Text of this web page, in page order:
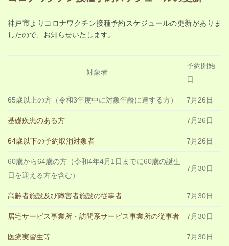
神戸市よりコロナワクチン接種予約スケジュールの更新がありま
したので、お知らせいたします。
対象者
予約開始
日
65歳以上の方（令和3年度中に対象年齢に達する方） 7月26日
基礎疾患のある方 7月26日
64歳以下の予約取消対象者 7月26日
60歳から64歳の方（令和4年4月1日までに60歳の誕生
日を迎える方を含む）
7月30日
高齢者施設及び障害者施設の従事者 7月30日
居宅サービス事業所・訪問系サービス事業所の従事者 7月30日
医療実習生等 7月30日